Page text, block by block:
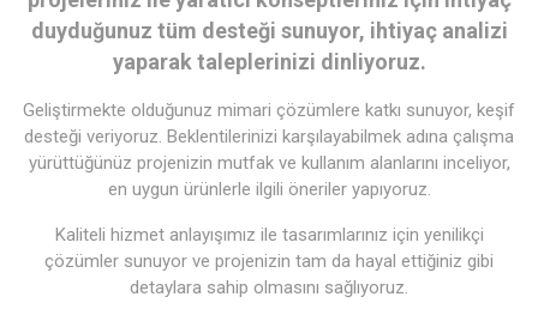
duyduğunuz tüm desteği sunuyor, ihtiyaç analizi
yaparak taleplerinizi dinliyoruz.
Geliştirmekte olduğunuz mimari çözümlere katkı sunuyor, keşif
desteği veriyoruz. Beklentilerinizi karşılayabilmek adına çalışma
yürüttüğünüz projenizin mutfak ve kullanım alanlarını inceliyor,
en uygun ürünlerle ilgili öneriler yapıyoruz.
Kaliteli hizmet anlayışımız ile tasarımlarınız için yenilikçi
çözümler sunuyor ve projenizin tam da hayal ettiğiniz gibi
detaylara sahip olmasını sağlıyoruz.